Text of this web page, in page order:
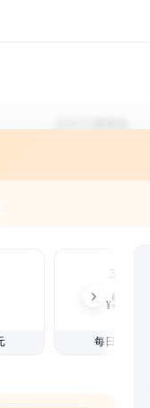
3个月
¥99
每日仅1.08元